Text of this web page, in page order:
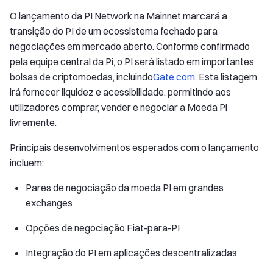
O lançamento da PI Network na Mainnet marcará a
transição do PI de um ecossistema fechado para
negociações em mercado aberto. Conforme confirmado
pela equipe central da Pi, o PI será listado em importantes
bolsas de criptomoedas, incluindoGate.com. Esta listagem
irá fornecer liquidez e acessibilidade, permitindo aos
utilizadores comprar, vender e negociar a Moeda Pi
livremente.
Principais desenvolvimentos esperados com o lançamento
incluem:
Pares de negociação da moeda PI em grandes
exchanges
Opções de negociação Fiat-para-PI
Integração do PI em aplicações descentralizadas